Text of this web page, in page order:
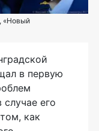
«Новый
в первую
случае его
как